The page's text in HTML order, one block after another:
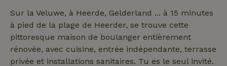
Sur la Veluwe, à Heerde, Gelderland ... à 15 minutes
à pied de la plage de Heerder, se trouve cette
pittoresque maison de boulanger entièrement
rénovée, avec cuisine, entrée indépendante, terrasse
privée et installations sanitaires. Tu es le seul invité.